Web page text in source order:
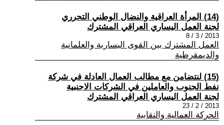
(14) المرأة العراقية والنضال الوطني التحرري
لجنة العمل اليساري العراقي المشترك
2013 / 3 / 8
العمل المشترك بين القوى اليسارية والعلمانية
والديمقرطية
(15) لنتضامن مع مطالب العمال العادلة في شركة
نفط الجنوب والعاملين في الشركات الاجنبية
لجنة العمل اليساري العراقي المشترك
2013 / 2 / 23
الحركة العمالية والنقابية